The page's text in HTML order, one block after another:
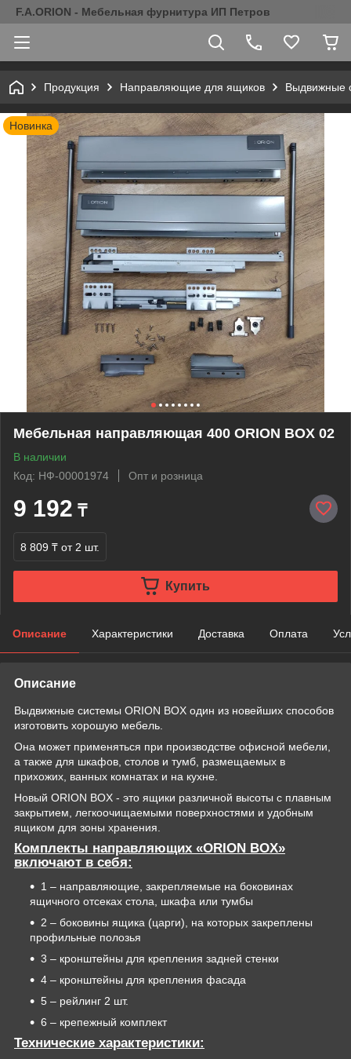
F.A.ORION - Мебельная фурнитура ИП Петров
Продукция Направляющие для ящиков Выдвижные
Новинка
Мебельная направляющая 400 ORION BOX 02
В наличии
Код: НФ-00001974
Опт и розница
9 192 ₸
8 809 ₸ от 2 шт.
Купить
Описание Характеристики Доставка Оплата
Описание
Выдвижные системы ORION BOX один из новeйших способов
изготовить хорошую мебель.
Она может применяться при производстве офисной мебели,
а также для шкафов, столов и тумб, размещаемых в
прихожих, ванных комнатах и на кухне.
Новый ORION BOX - это ящики различной высоты с плавным
закрытием, легкоочищаемыми поверхностями и удобным
ящиком для зоны хранения.
Комплекты направляющих «ORION BOX»
включают в себя:
1 – направляющие, закрепляемые на боковинах
ящичного отсеках стола, шкафа или тумбы
2 – боковины ящика (царги), на которых закреплены
профильные полозья
3 – кронштейны для крепления задней стенки
4 – кронштейны для крепления фасада
5 – рейлинг 2 шт.
6 – крепежный комплект
Технические характеристики: